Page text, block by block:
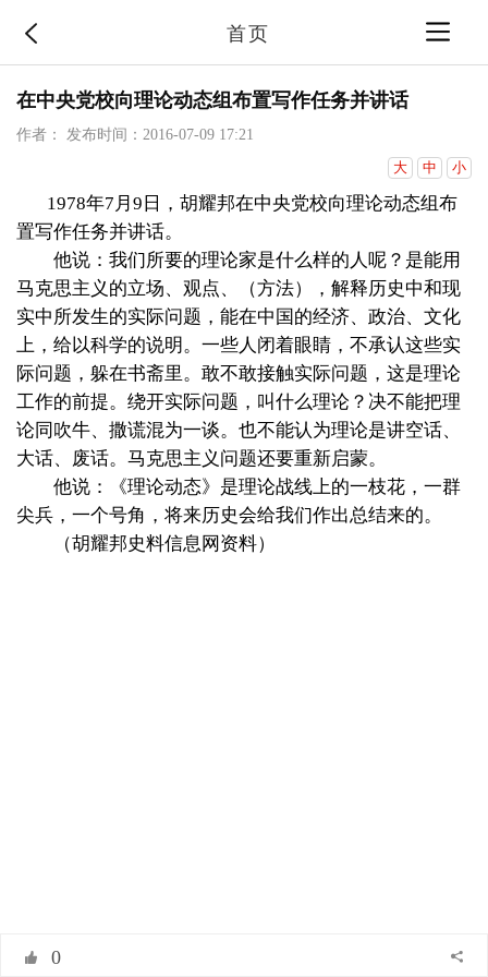
首页
在中央党校向理论动态组布置写作任务并讲话
作者：
发布时间：2016-07-09 17:21
大
中 小
1978年7 月 9 日 ，胡耀邦在中央党校向理论动态组布
置写作任务并讲话。
他说：我们所要的理论家是什么样的人呢？是能用
马克思主义的立场、观点、（方法），解释历史中和现
实中所发生的实际问题，能在中国的经济、政治、文化
上，给以科学的说明。一些人闭着眼睛，不承认这些实
际问题，躲在书斋里。敢不敢接触实际问题，这是理论
工作的前提。绕开实际问题，叫什么理论？决不能把理
论同吹牛、撒谎混为一谈。也不能认为理论是讲空话、
大话、废话。马克思主义问题还要重新启蒙。
他说：《理论动态》是理论战线上的一枝花，一群
尖兵，一个号角，将来历史会给我们作出总结来的。
（胡耀邦史料信息网资料）
0